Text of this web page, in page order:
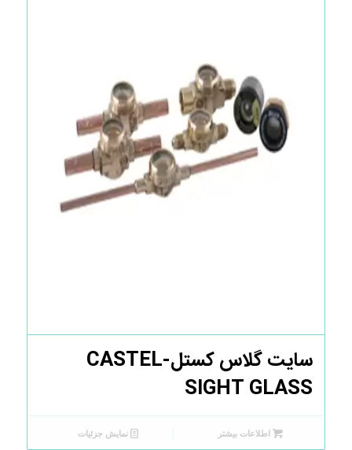
سایت گلاس کستل-CASTEL
SIGHT GLASS
اطلاعات بیشتر نمایش جزئیات